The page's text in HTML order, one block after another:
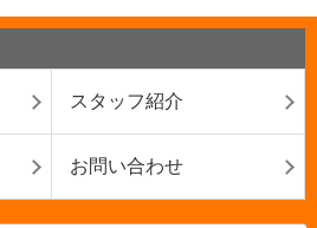
スタッフ紹介
お問い合わせ